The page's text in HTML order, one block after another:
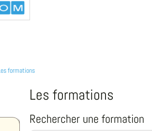
formations
Les formations
Rechercher une formation